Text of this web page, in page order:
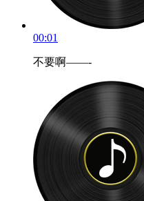
00:01
不要啊——-